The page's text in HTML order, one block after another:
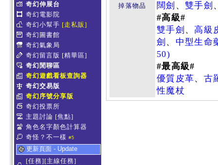
奇幻伸展台
奇幻電影院
奇幻小幫手 [走私販]
奇幻圖書館
奇幻氣象局
奇幻留言版 [精華區]
奇幻閒聊區
奇幻遊戲看板查詢器
奇幻交易版
奇幻序號分享版
奇幻投票所
主題討論 [焦點]
角色名字顏色計算器
奇怪？不一樣 #5
更新頁面 - Update
[任務][主線任務]
掉落物品
闊劍 、雙手劍
#高級#
雙手劍 、高級
劍 、 中型生命
50)
#最高級#
優質皮革、 古
性魔杖